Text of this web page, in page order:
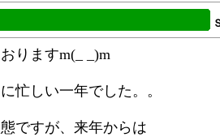
りますm(_ _)m
忙しい一年でした。。
ですが、来年からは